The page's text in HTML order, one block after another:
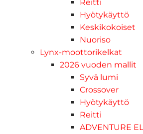
Reitti
Hyötykäyttö
Keskikokoiset
Nuoriso
Lynx-moottorikelkat
2026 vuoden mallit
Syvä lumi
Crossover
Hyötykäyttö
Reitti
ADVENTURE